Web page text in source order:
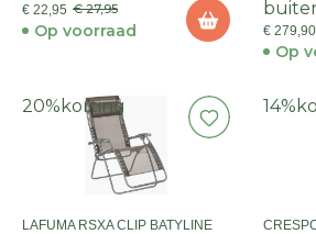
€ 22,95 € 27,95
Op voorraad € 279,90
Op
20% korting
LAFUMA RSXA CLIP BATYLINE
14%